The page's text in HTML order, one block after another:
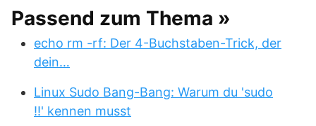
Passend zum Thema »
echo rm -rf: Der 4-Buchstaben-Trick, der
dein…
Linux Sudo Bang-Bang: Warum du 'sudo
!!' kennen musst